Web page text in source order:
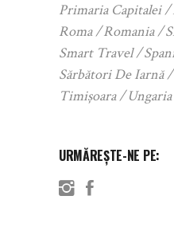
Primaria Capitalei
Roma
Romania
Smart Travel
Sărbători De Iarnă
Timișoara
Ungaria
URMĂREȘTE-NE PE: